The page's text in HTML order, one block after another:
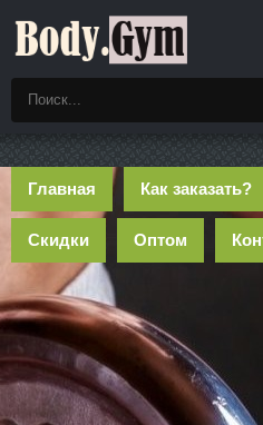
Главная Как заказать?
Скидки Оптом